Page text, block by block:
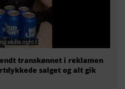
transkønnet i reklamen
salget og alt gik